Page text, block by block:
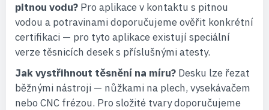
pitnou vodu? Pro aplikace v kontaktu s pitnou
vodou a potravinami doporučujeme ověřit konkrétní
certifikaci — pro tyto aplikace existují speciální
verze těsnicích desek s příslušnými atesty.
Jak vystřihnout těsnění na míru? Desku lze řezat
běžnými nástroji — nůžkami na plech, vysekávačem
nebo CNC frézou. Pro složité tvary doporučujeme